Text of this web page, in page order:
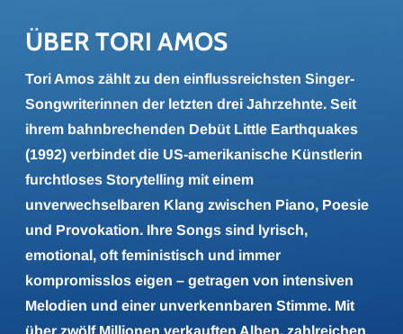
ÜBER TORI AMOS
Tori Amos zählt zu den einflussreichsten Singer-
Songwriterinnen der letzten drei Jahrzehnte. Seit
ihrem bahnbrechenden Debüt Little Earthquakes
(1992) verbindet die US-amerikanische Künstlerin
furchtloses Storytelling mit einem
unverwechselbaren Klang zwischen Piano, Poesie
und Provokation. Ihre Songs sind lyrisch,
emotional, oft feministisch und immer
kompromisslos eigen – getragen von intensiven
Melodien und einer unverkennbaren Stimme. Mit
über zwölf Millionen verkauften Alben, zahlreichen